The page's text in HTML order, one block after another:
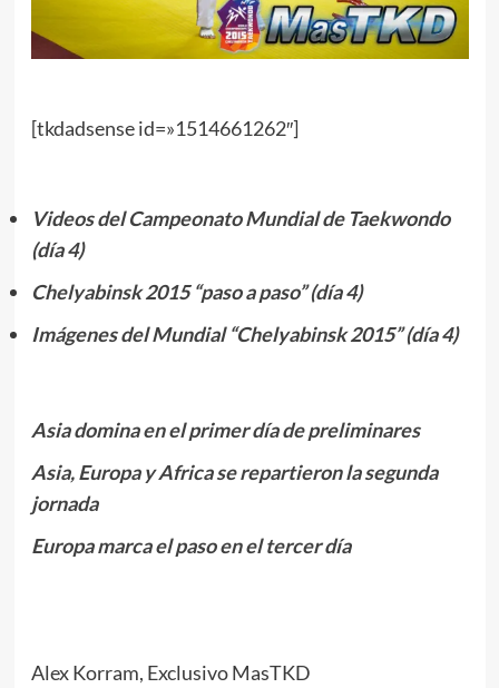
[tkdadsense id=»1514661262″]
Videos del Campeonato Mundial de Taekwondo
(día 4)
Chelyabinsk 2015 “paso a paso” (día 4)
Imágenes del Mundial “Chelyabinsk 2015” (día 4)
Asia domina en el primer día de preliminares
Asia, Europa y Africa se repartieron la segunda
jornada
Europa marca el paso en el tercer día
Alex Korram, Exclusivo MasTKD